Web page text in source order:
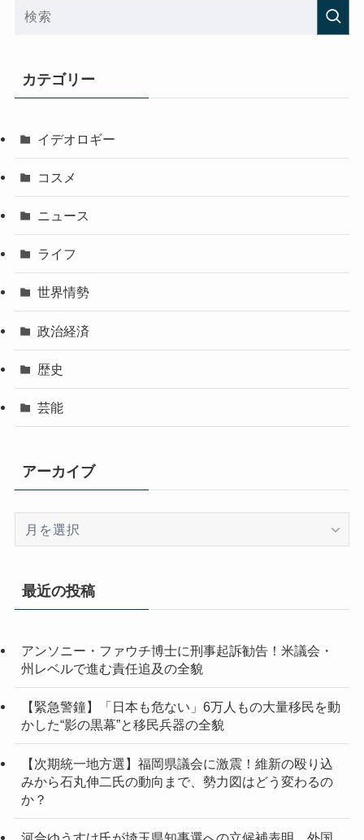
カテゴリー
イデオロギー
コスメ
ニュース
ライフ
世界情勢
政治経済
歴史
芸能
アーカイブ
イ
最近の投稿
アンソニー・ファウチ博士に刑事起訴勧告！米議会・
州レベルで進む責任追及の全貌
【緊急警鐘】「日本も危ない」6万人もの大量移民を動
かした“影の黒幕”と移民兵器の全貌
【次期統一地方選】福岡県議会に激震！維新の殴り込
みから石丸伸二氏の動向まで、勢力図はどう変わるの
か？